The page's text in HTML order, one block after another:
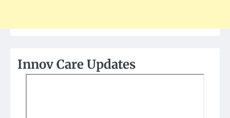
Innov Care Updates